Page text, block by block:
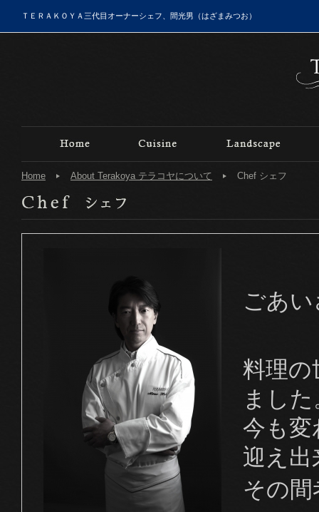
ＴＥＲＡＫＯＹＡ三代目オーナーシェフ、間光男（はざまみつお）
Home About Terakoya テラコヤについて Chef シェフ
ごあ
料理の
ました
今も変
迎え
その間